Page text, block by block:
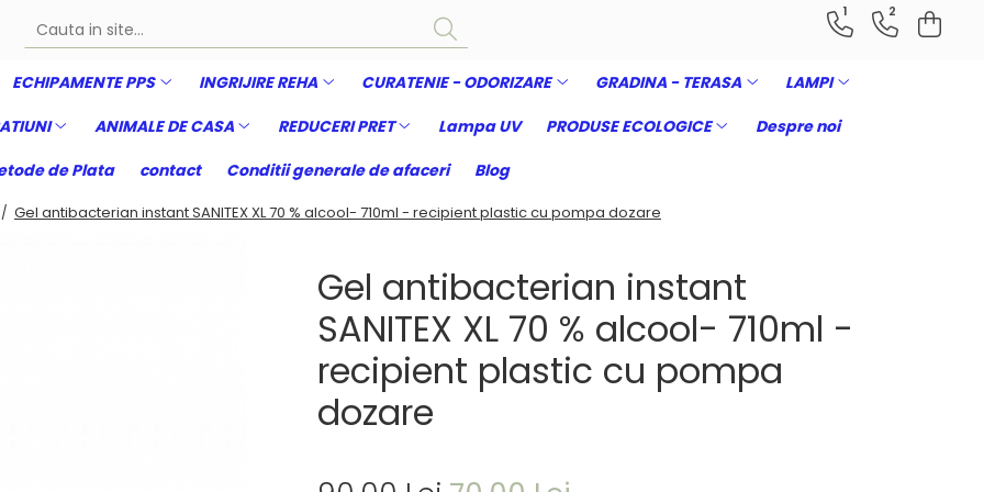
1 2
ECHIPAMENTE PPS INGRIJIRE REHA CURATENIE - ODORIZARE GRADINA - TERASA
LAMPI
ANIMALE DE CASA REDUCERI PRET Lampa UV PRODUSE ECOLOGICE
Despre noi
de Plata
contact Conditii generale de afaceri Blog
/ Gel antibacterian instant SANITEX XL 70 % alcool- 710ml - recipient plastic cu pompa dozare
Gel antibacterian instant
SANITEX XL 70 % alcool- 710ml -
recipient plastic cu pompa
dozare